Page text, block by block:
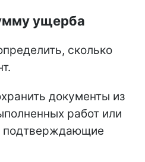
ущерба
сколько
документы из
работ или
подтверждающие